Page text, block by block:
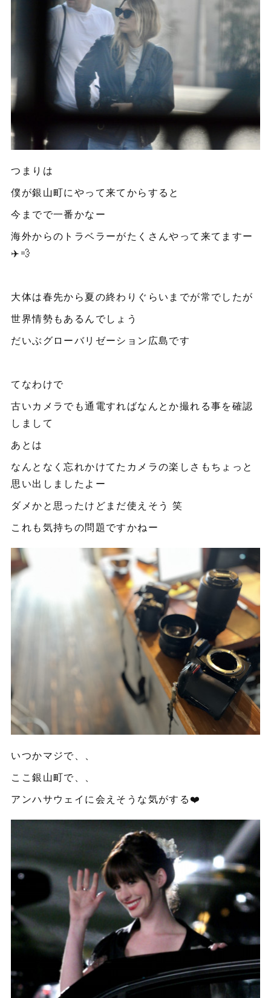
つまりは
僕が銀山町にやって来てからすると
今までで一番かなー
海外からのトラベラーがたくさんやって来てますー
✈️💨
大体は春先から夏の終わりぐらいまでが常でしたが
世界情勢もあるんでしょう
だいぶグローバリゼーション広島です
てなわけで
古いカメラでも通電すればなんとか撮れる事を確認
しまして
あとは
なんとなく忘れかけてたカメラの楽しさもちょっと
思い出しましたよー
ダメかと思ったけどまだ使えそう 笑
これも気持ちの問題ですかねー
いつかマジで、、
ここ銀山町で、、
アンハサウェイに会えそうな気がする❤️